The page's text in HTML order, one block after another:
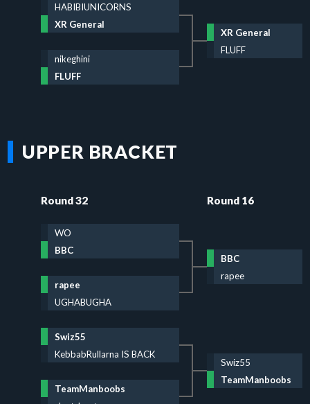
HABIBIUNICORNS
XR General
nikeghini
FLUFF
XR General
FLUFF
UPPER BRACKET
Round 32
WO
BBC
rapee
UGHABUGHA
Swiz55
KebbabRullarna IS BACK
TeamManboobs
Round 16
BBC
rapee
Swiz55
TeamManboobs